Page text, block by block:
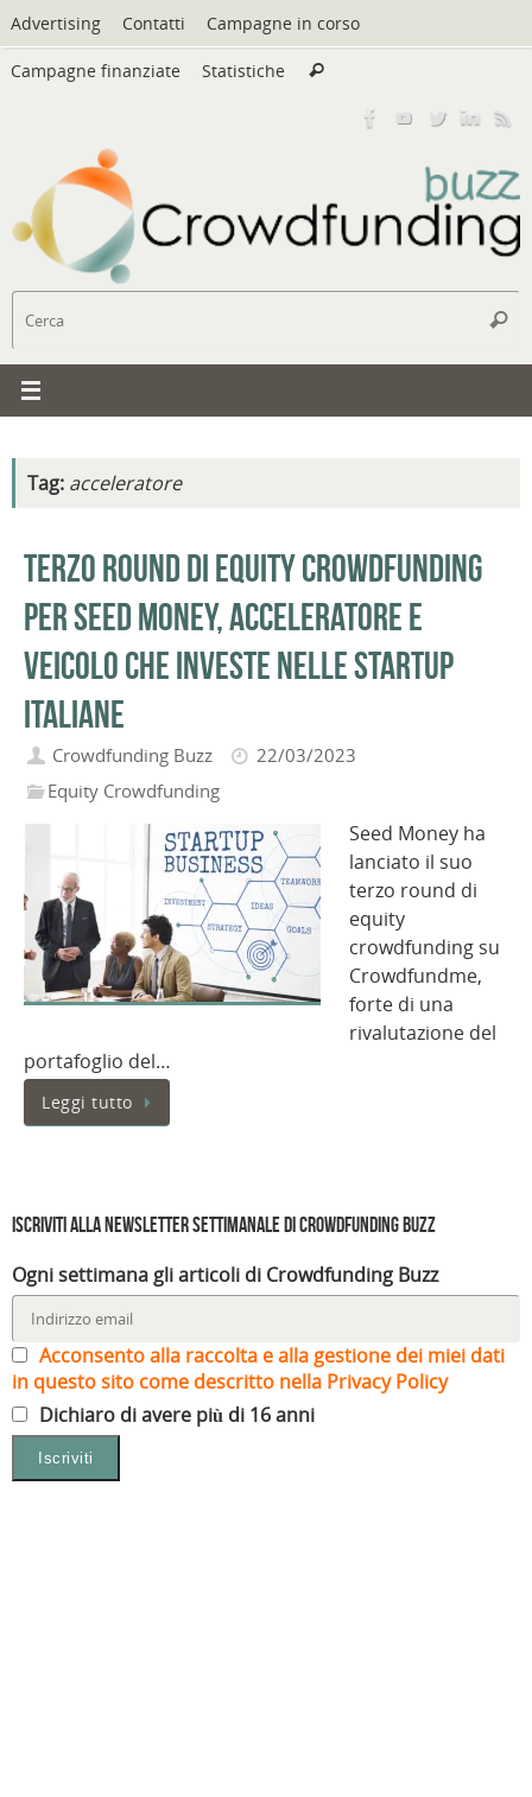
Vai
al
contenuto
Advertising Contatti Campagne in corso
Campagne finanziate Statistiche Cerca
Cerca
Tag: acceleratore
Terzo round di equity crowdfunding
per Seed Money, acceleratore e
veicolo che investe nelle startup
italiane
Crowdfunding Buzz
22/03/2023
Equity Crowdfunding
Seed Money ha
lanciato il suo
terzo round di
equity
crowdfunding su
Crowdfundme,
forte di una
rivalutazione del
portafoglio del…
Leggi tutto
Iscriviti alla Newsletter settimanale di Crowdfunding Buzz
Ogni settimana gli articoli di Crowdfunding Buzz
Acconsento alla raccolta e alla gestione dei miei dati
in questo sito come descritto nella Privacy Policy
Dichiaro di avere più di 16 anni